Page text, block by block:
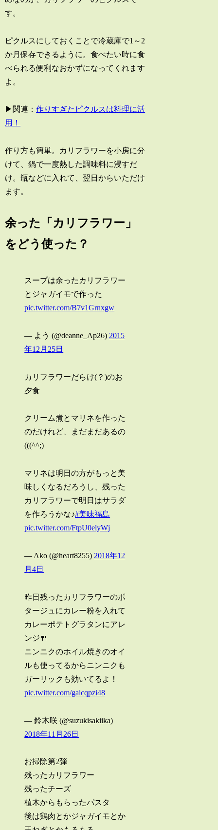
す。
ピクルスにしておくことで冷蔵庫で1～2
か月保存できるように。食べたい時に食
べられる便利なおかずになってくれます
よ。
▶関連：作りすぎたピクルスは料理に活
用！
作り方も簡単。カリフラワーを小房に分
けて、鍋で一度熱した調味料に浸すだ
け。瓶などに入れて、翌日からいただけ
ます。
余った「カリフラワー」
をどう使った？
スープは余ったカリフラワー
とジャガイモで作った
pic.twitter.com/B7v1Grnxgw
— よう (@deanne_Ap26) 2015
年12月25日
カリフラワーだらけ(？)のお
夕食
クリーム煮とマリネを作った
のだけれど、まだまだあるの
(((^^;)
マリネは明日の方がもっと美
味しくなるだろうし、残った
カリフラワーで明日はサラダ
を作ろうかな♪#美味福島
pic.twitter.com/FtpU0elyWj
— Ako (@heart8255) 2018年12
月4日
昨日残ったカリフラワーのポ
タージュにカレー粉を入れて
カレーポテトグラタンにアレ
ンジ🍴
ニンニクのホイル焼きのオイ
ルも使ってるからニンニクも
ガーリックも効いてるよ！
pic.twitter.com/gaicqpzi48
— 鈴木咲 (@suzukisakiika)
2018年11月26日
お掃除第2弾
残ったカリフラワー
残ったチーズ
植木からもらったパスタ
後は鶏肉とかジャガイモとか